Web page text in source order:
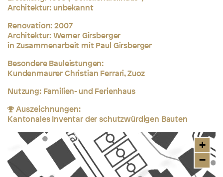
Architektur: unbekannt
Renovation: 2007
Architektur: Werner Girsberger
in Zusammenarbeit mit Paul Girsberger
Besondere Bauleistungen:
Kundenmaurer Christian Ferrari, Zuoz
Nutzung: Familien- und Ferienhaus
Auszeichnungen:
Kantonales Inventar der schutzwürdigen Bauten
+
−